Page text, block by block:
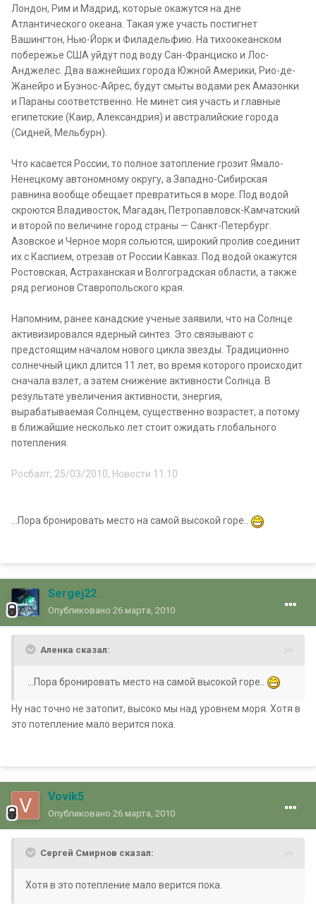
Лондон, Рим и Мадрид, которые окажутся на дне
Атлантического океана. Такая уже участь постигнет
Вашингтон, Нью-Йорк и Филадельфию. На тихоокеанском
побережье США уйдут под воду Сан-Франциско и Лос-
Анджелес. Два важнейших города Южной Америки, Рио-де-
Жанейро и Буэнос-Айрес, будут смыты водами рек Амазонки
и Параны соответственно. Не минет сия участь и главные
египетские (Каир, Александрия) и австралийские города
(Сидней, Мельбурн).
Что касается России, то полное затопление грозит Ямало-
Ненецкому автономному округу, а Западно-Сибирская
равнина вообще обещает превратиться в море. Под водой
скроются Владивосток, Магадан, Петропавловск-Камчатский
и второй по величине город страны — Санкт-Петербург.
Азовское и Черное моря сольются, широкий пролив соединит
их с Каспием, отрезав от России Кавказ. Под водой окажутся
Ростовская, Астраханская и Волгоградская области, а также
ряд регионов Ставропольского края.
Напомним, ранее канадские ученые заявили, что на Солнце
активизировался ядерный синтез. Это связывают с
предстоящим началом нового цикла звезды. Традиционно
солнечный цикл длится 11 лет, во время которого происходит
сначала взлет, а затем снижение активности Солнца. В
результате увеличения активности, энергия,
вырабатываемая Солнцем, существенно возрастет, а потому
в ближайшие несколько лет стоит ожидать глобального
потепления.
Росбалт, 25/03/2010, Новости 11:10
...Пора бронировать место на самой высокой горе..
Sergej22
Опубликовано 26 марта, 2010
Аленка сказал:
...Пора бронировать место на самой высокой горе..
Ну нас точно не затопит, высоко мы над уровнем моря. Хотя в
это потепление мало верится пока.
Vovik5
Опубликовано 26 марта, 2010
Сергей Смирнов сказал:
Хотя в это потепление мало верится пока.